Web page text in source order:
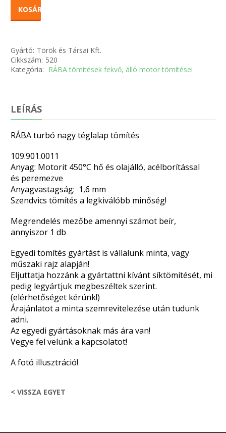
KOSÁRBA
Gyártó: Török és Társai Kft.
Cikkszám: 520
Kategória: RÁBA tömítések fekvő, álló motor tömítései
LEÍRÁS
RÁBA turbó nagy téglalap tömítés
109.901.0011
Anyag: Motorit 450°C hő és olajálló, acélborítással
és peremezve
Anyagvastagság: 1,6 mm
Szendvics tömítés a legkiválóbb minőség!
Megrendelés mezőbe amennyi számot beír,
annyiszor 1 db
Egyedi tömítés gyártást is vállalunk minta, vagy
műszaki rajz alapján!
Eljuttatja hozzánk a gyártattni kívánt síktömítését, mi
pedig legyártjuk megbeszéltek szerint.
(elérhetőséget kérünk!)
Árajánlatot a minta szemrevitelezése után tudunk
adni.
Az egyedi gyártásoknak más ára van!
Vegye fel velünk a kapcsolatot!
A fotó illusztráció!
< VISSZA EGYET